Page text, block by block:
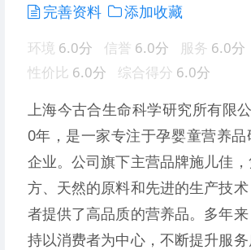
完善资料 添加收藏
环境 6.0分 信誉 6.0分 服务 6.0分
性价比 6.0分 综合得分 6.0分
上海今古合生命科学研究所有限
0年，是一家专注于孕婴童营养
企业。公司旗下主营品牌施儿佳
方、天然的原料和先进的生产技
者提供了高品质的营养品。多年
持以消费者为中心，不断提升服